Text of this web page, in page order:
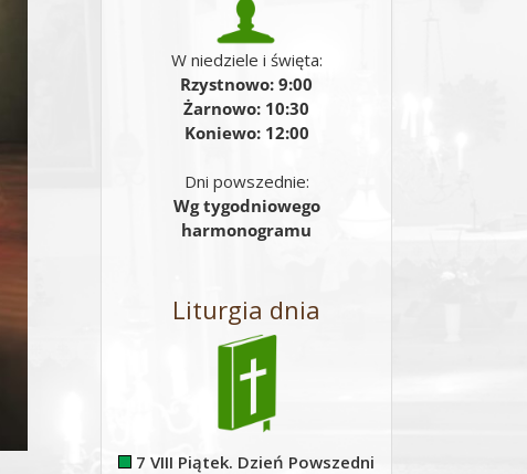
W niedziele i święta:
Rzystnowo: 9:00
Żarnowo: 10:30
Koniewo: 12:00
Dni powszednie:
Wg tygodniowego
harmonogramu
Liturgia dnia
7 VIII Piątek. Dzień Powszedni